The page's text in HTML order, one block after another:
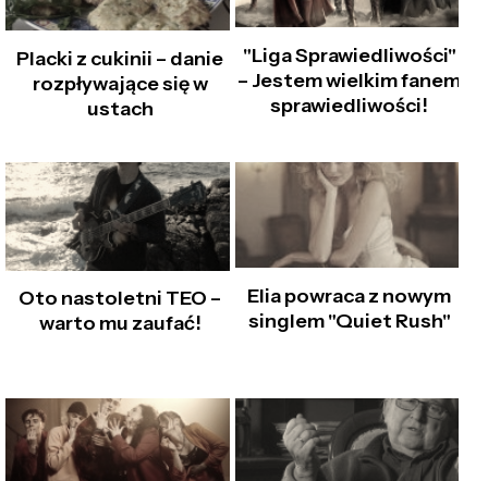
Placki z cukinii – danie
rozpływające się w
ustach
"Liga Sprawiedliwości"
– Jestem wielkim fanem
sprawiedliwości!
Oto nastoletni TEO –
warto mu zaufać!
Elia powraca z nowym
singlem "Quiet Rush"